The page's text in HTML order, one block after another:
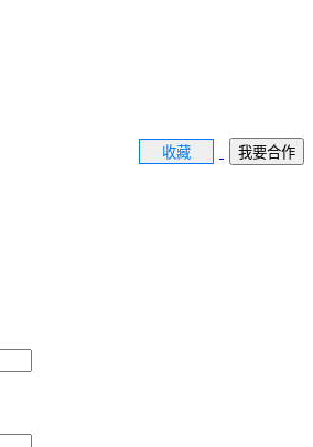
收藏 我要合作